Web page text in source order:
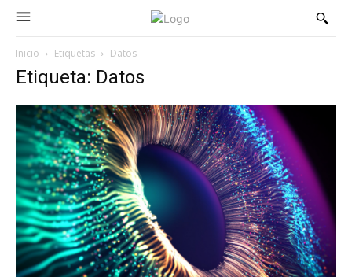
Inicio Etiquetas Datos
Etiqueta: Datos